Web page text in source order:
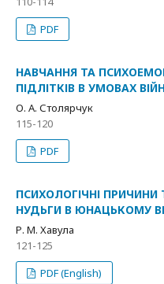
PDF
НАВЧАННЯ ТА
ПІДЛІТКІВ В УМОВАХ
О. А. Столярчук
115-120
PDF
ПСИХОЛОГІЧНІ
НУДЬГИ В ЮНАЦЬКОМУ
Р. М. Хавула
121-125
PDF (English)